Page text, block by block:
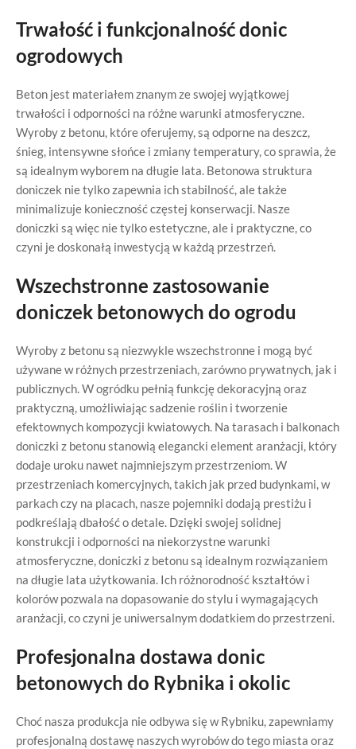
Trwałość i funkcjonalność donic
ogrodowych
Beton jest materiałem znanym ze swojej wyjątkowej
trwałości i odporności na różne warunki atmosferyczne.
Wyroby z betonu, które oferujemy, są odporne na deszcz,
śnieg, intensywne słońce i zmiany temperatury, co sprawia, że
są idealnym wyborem na długie lata. Betonowa struktura
doniczek nie tylko zapewnia ich stabilność, ale także
minimalizuje konieczność częstej konserwacji. Nasze
doniczki są więc nie tylko estetyczne, ale i praktyczne, co
czyni je doskonałą inwestycją w każdą przestrzeń.
Wszechstronne zastosowanie
doniczek betonowych do ogrodu
Wyroby z betonu są niezwykle wszechstronne i mogą być
używane w różnych przestrzeniach, zarówno prywatnych, jak i
publicznych. W ogródku pełnią funkcję dekoracyjną oraz
praktyczną, umożliwiając sadzenie roślin i tworzenie
efektownych kompozycji kwiatowych. Na tarasach i balkonach
doniczki z betonu stanowią elegancki element aranżacji, który
dodaje uroku nawet najmniejszym przestrzeniom. W
przestrzeniach komercyjnych, takich jak przed budynkami, w
parkach czy na placach, nasze pojemniki dodają prestiżu i
podkreślają dbałość o detale. Dzięki swojej solidnej
konstrukcji i odporności na niekorzystne warunki
atmosferyczne, doniczki z betonu są idealnym rozwiązaniem
na długie lata użytkowania. Ich różnorodność kształtów i
kolorów pozwala na dopasowanie do stylu i wymagających
aranżacji, co czyni je uniwersalnym dodatkiem do przestrzeni.
Profesjonalna dostawa donic
betonowych do Rybnika i okolic
Choć nasza produkcja nie odbywa się w Rybniku, zapewniamy
profesjonalną dostawę naszych wyrobów do tego miasta oraz